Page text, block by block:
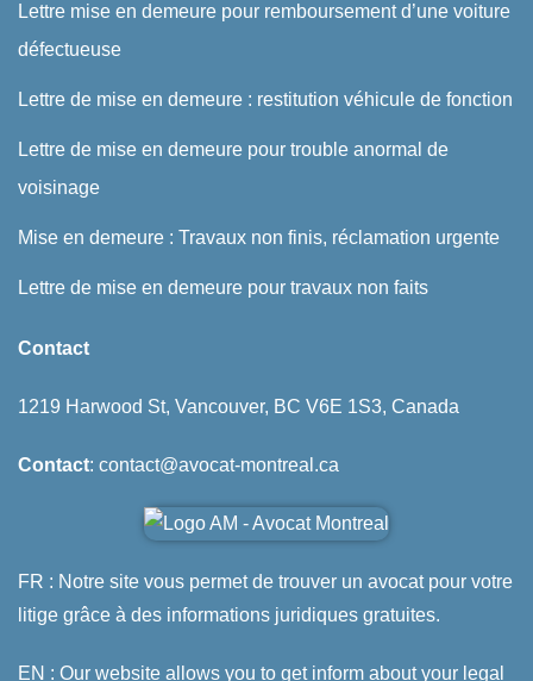
Lettre mise en demeure pour remboursement d’une voiture
défectueuse
Lettre de mise en demeure : restitution véhicule de fonction
Lettre de mise en demeure pour trouble anormal de
voisinage
Mise en demeure : Travaux non finis, réclamation urgente
Lettre de mise en demeure pour travaux non faits
Contact
1219 Harwood St, Vancouver, BC V6E 1S3, Canada
Contact: contact@avocat-montreal.ca
FR : Notre site vous permet de trouver un avocat pour votre
litige grâce à des informations juridiques gratuites.
EN : Our website allows you to get inform about your legal